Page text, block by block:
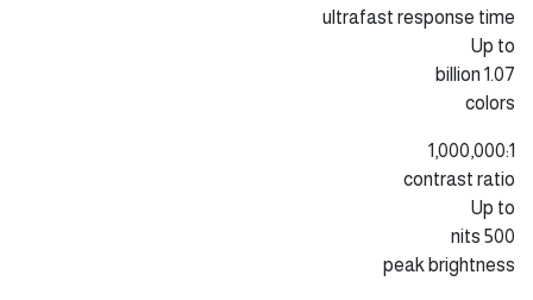
ultrafast response time
​​​Up to
1.07 billion
colors
1,000,000:1
contrast ratio
​​​Up to
500 nits
peak brightness